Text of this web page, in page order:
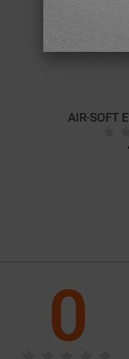
AIR-SOFT
0